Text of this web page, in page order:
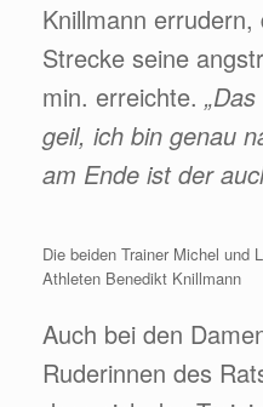
Knillmann
Strecke seine
min. erreichte.
geil, ich bin genau
am Ende ist der
Die beiden Trainer Michel und
Athleten Benedikt Knillmann
Auch bei den
Ruderinnen des